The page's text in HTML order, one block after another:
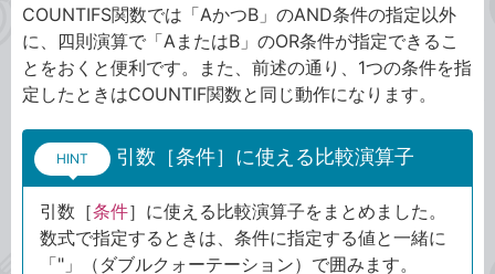
COUNTIFS関数では「AかつB」のAND条件の指定以外
に、四則演算で「AまたはB」のOR条件が指定できるこ
とをおくと便利です。また、前述の通り、1つの条件を指
定したときはCOUNTIF関数と同じ動作になります。
HINT 引数［条件］に使える比較演算子
引数［条件］に使える比較演算子をまとめました。
数式で指定するときは、条件に指定する値と一緒に
「"」（ダブルクォーテーション）で囲みます。